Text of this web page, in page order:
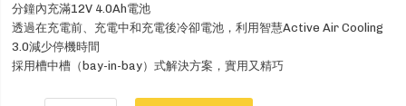
分鐘內充滿12V 4.0Ah電池
透過在充電前、充電中和充電後冷卻電池，利用智慧Active Air Cooling
3.0減少停機時間
採用槽中槽（bay-in-bay）式解決方案，實用又精巧